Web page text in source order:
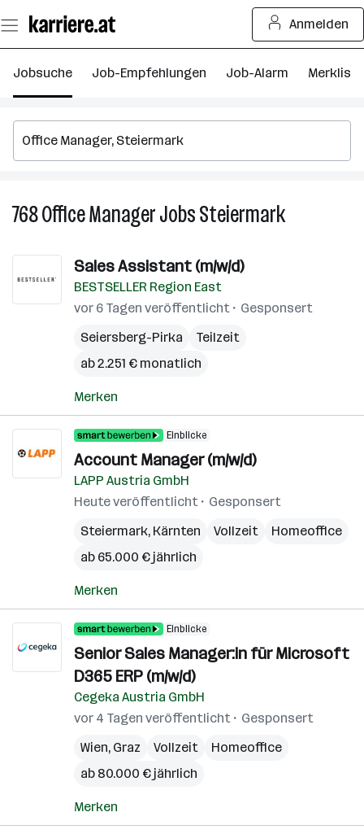
Seiteninhalt
springen
Anmelden
Jobsuche Job-Empfehlungen Job-Alarm Merkliste
768Office ManagerJobsSteiermark768
Steiermark
Sales Assistant (m/w/d)
BESTSELLER Region East
vor 6 Tagen veröffentlicht
Gesponsert
Seiersberg-Pirka
Teilzeit
ab 2.251 € monatlich
Merken
Einblicke
Account Manager (m/w/d)
LAPP Austria GmbH
Heute veröffentlicht
Gesponsert
Steiermark, Kärnten Vollzeit
Homeoffice
ab 65.000 € jährlich
Merken
Einblicke
Senior Sales Manager:in für Microsoft
D365 ERP (m/w/d)
Cegeka Austria GmbH
vor 4 Tagen veröffentlicht
Gesponsert
Wien, Graz Vollzeit
Homeoffice
ab 80.000 € jährlich
Merken